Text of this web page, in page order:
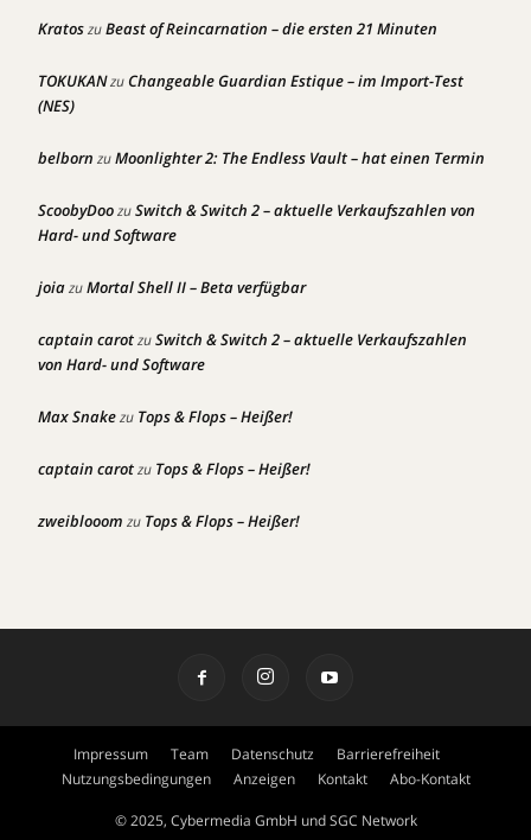
KratoszuBeast of Reincarnation – die ersten 21 Minuten
TOKUKANzuChangeable Guardian Estique – im Import-Test
(NES)
belborn zuMoonlighter 2: The Endless Vault – hat einen Termin
ScoobyDoozuSwitch & Switch 2 – aktuelle Verkaufszahlen von
Hard- und Software
joiazuMortal Shell II – Beta verfügbar
captain carotzuSwitch & Switch 2 – aktuelle Verkaufszahlen
von Hard- und Software
Max Snakezu Tops & Flops – Heißer!
captain carotzu Tops & Flops – Heißer!
zweiblooom zu Tops & Flops – Heißer!
Impressum Team Datenschutz
Barrierefreiheit
Nutzungsbedingungen
Anzeigen Kontakt Abo-Kontakt
© 2025, Cybermedia GmbH und SGC Network